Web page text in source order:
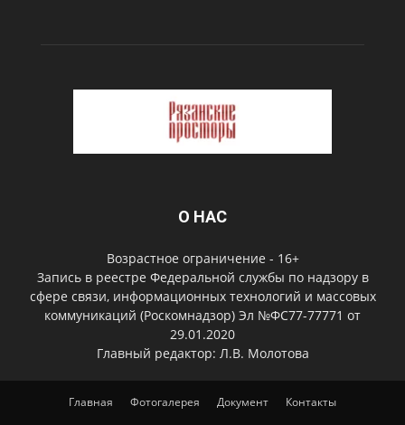
О НАС
Возрастное ограничение - 16+
Запись в реестре Федеральной службы по надзору в
сфере связи, информационных технологий и массовых
коммуникаций (Роскомнадзор) Эл №ФС77-77771 от
29.01.2020
Главный редактор: Л.В. Молотова
Главная Фотогалерея Документ Контакты